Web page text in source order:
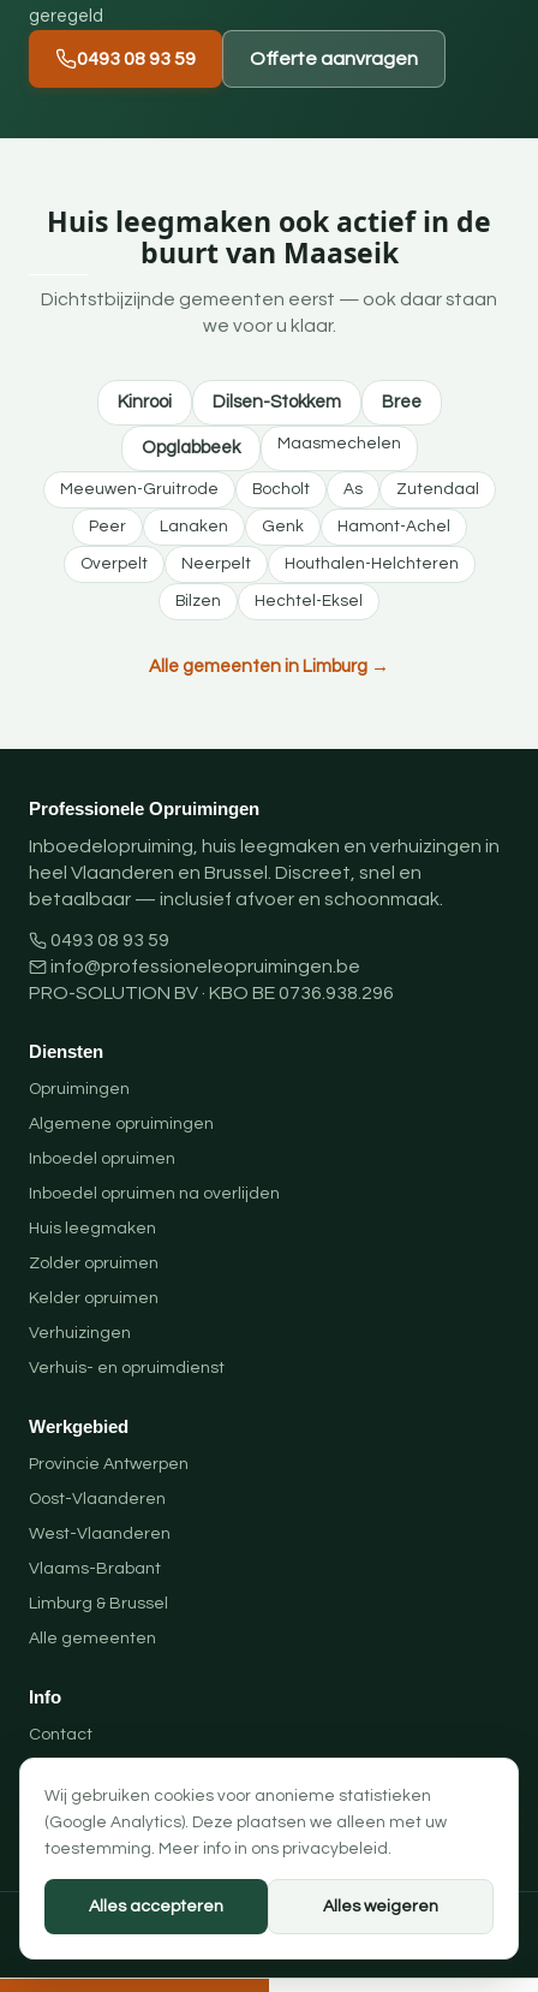
geregeld
0493 08 93 59 Offerte aanvragen
Huis leegmaken ook actief in de
buurt van Maaseik
Dichtstbijzijnde gemeenten eerst — ook daar staan
we voor u klaar.
Kinrooi Dilsen-Stokkem Bree
Opglabbeek Maasmechelen
Meeuwen-Gruitrode Bocholt As Zutendaal
Peer Lanaken Genk Hamont-Achel
Overpelt Neerpelt Houthalen-Helchteren
Bilzen Hechtel-Eksel
Alle gemeenten in Limburg →
Professionele Opruimingen
Inboedelopruiming, huis leegmaken en verhuizingen in
heel Vlaanderen en Brussel. Discreet, snel en
betaalbaar — inclusief afvoer en schoonmaak.
0493 08 93 59
info@professioneleopruimingen.be
PRO-SOLUTION BV · KBO BE 0736.938.296
Diensten
Opruimingen
Algemene opruimingen
Inboedel opruimen
Inboedel opruimen na overlijden
Huis leegmaken
Zolder opruimen
Kelder opruimen
Verhuizingen
Verhuis- en opruimdienst
Werkgebied
Provincie Antwerpen
Oost-Vlaanderen
West-Vlaanderen
Vlaams-Brabant
Limburg & Brussel
Alle gemeenten
Info
Contact
Privacybeleid
Algemene voorwaarden
Wij gebruiken cookies voor anonieme statistieken
(Google Analytics). Deze plaatsen we alleen met uw
toestemming. Meer info in ons privacybeleid .
Alles accepteren Alles weigeren